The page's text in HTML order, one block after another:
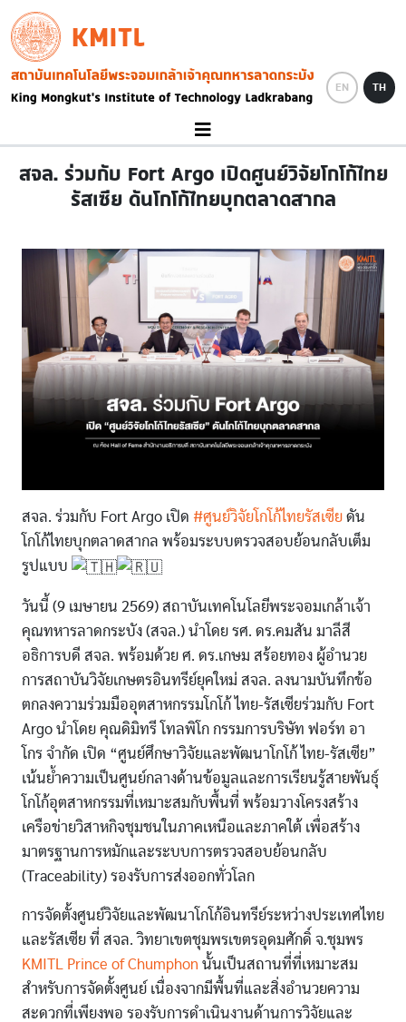
Skip to main content
KMITL
Image
EN TH
สจล. ร่วมกับ Fort Argo เปิดศูนย์วิจัยโกโก้ไทย
รัสเซีย ดันโกโก้ไทยบุกตลาดสากล
สจล. ร่วมกับ Fort Argo เปิด #ศูนย์วิจัยโกโก้ไทยรัสเซีย ดัน
โกโก้ไทยบุกตลาดสากล พร้อมระบบตรวจสอบย้อนกลับเต็ม
รูปแบบ
วันนี้ (9 เมษายน 2569) สถาบันเทคโนโลยีพระจอมเกล้าเจ้า
คุณทหารลาดกระบัง (สจล.) นำโดย รศ. ดร.คมสัน มาลีสี
อธิการบดี สจล. พร้อมด้วย ศ. ดร.เกษม สร้อยทอง ผู้อำนวย
การสถาบันวิจัยเกษตรอินทรีย์ยุคใหม่ สจล. ลงนามบันทึกข้อ
ตกลงความร่วมมืออุตสาหกรรมโกโก้ ไทย-รัสเซียร่วมกับ Fort
Argo นำโดย คุณดิมิทรี โทลพิโก กรรมการบริษัท ฟอร์ท อา
โกร จำกัด เปิด “ศูนย์ศึกษาวิจัยและพัฒนาโกโก้ ไทย-รัสเซีย”
เน้นย้ำความเป็นศูนย์กลางด้านข้อมูลและการเรียนรู้สายพันธุ์
โกโก้อุตสาหกรรมที่เหมาะสมกับพื้นที่ พร้อมวางโครงสร้าง
เครือข่ายวิสาหกิจชุมชนในภาคเหนือและภาคใต้ เพื่อสร้าง
มาตรฐานการหมักและระบบการตรวจสอบย้อนกลับ
(Traceability) รองรับการส่งออกทั่วโลก
การจัดตั้งศูนย์วิจัยและพัฒนาโกโก้อินทรีย์ระหว่างประเทศไทย
และรัสเซีย ที่ สจล. วิทยาเขตชุมพรเขตรอุดมศักดิ์ จ.ชุมพร
KMITL Prince of Chumphon นั้นเป็นสถานที่ที่เหมาะสม
สำหรับการจัดตั้งศูนย์ เนื่องจากมีพื้นที่และสิ่งอำนวยความ
สะดวกที่เพียงพอ รองรับการดำเนินงานด้านการวิจัยและ